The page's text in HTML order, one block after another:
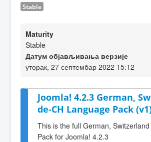
Stable
Maturity
Stable
Датум објављивања верзије
уторак, 27 септембар 2022 15:12
Joomla! 4.2.3 German,
de-CH Language Pack
This is the full German,
Pack for Joomla! 4.2.3